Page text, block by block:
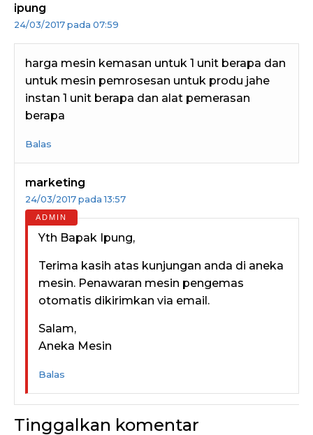
ipung
24/03/2017 pada 07:59
harga mesin kemasan untuk 1 unit berapa dan
untuk mesin pemrosesan untuk produ jahe
instan 1 unit berapa dan alat pemerasan
berapa
Balas
marketing
24/03/2017 pada 13:57
Yth Bapak Ipung,
Terima kasih atas kunjungan anda di aneka
mesin. Penawaran mesin pengemas
otomatis dikirimkan via email.
Salam,
Aneka Mesin
Balas
Tinggalkan komentar